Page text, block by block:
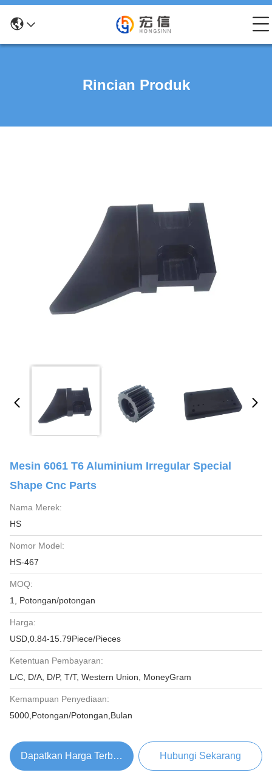
Rincian Produk
Mesin 6061 T6 Aluminium Irregular Special
Shape Cnc Parts
Nama Merek:
HS
Nomor Model:
HS-467
MOQ:
1, Potongan/potongan
Harga:
USD,0.84-15.79Piece/Pieces
Ketentuan Pembayaran:
L/C, D/A, D/P, T/T, Western Union, MoneyGram
Kemampuan Penyediaan:
5000,Potongan/Potongan,Bulan
Dapatkan Harga Terbaik Hubungi Sekarang